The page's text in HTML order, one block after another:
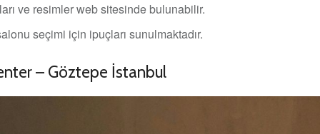
ve resimler web sitesinde bulunabilir.
seçimi için ipuçları sunulmaktadır.
– Göztepe İstanbul